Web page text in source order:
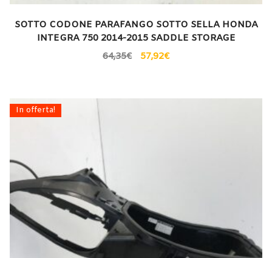
SOTTO CODONE PARAFANGO SOTTO SELLA HONDA
INTEGRA 750 2014-2015 SADDLE STORAGE
64,35€ 57,92€
In offerta!